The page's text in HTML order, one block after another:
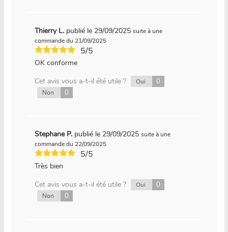
Thierry L. publié le 29/09/2025 suite à une
commande du 21/09/2025
5/5
OK conforme
Cet avis vous a-t-il été utile ?
Oui 0
Non 0
Stephane P. publié le 29/09/2025 suite à une
commande du 22/09/2025
5/5
Très bien
Cet avis vous a-t-il été utile ?
Oui 0
Non 0